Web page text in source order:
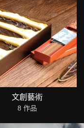
文創藝術
8 作品